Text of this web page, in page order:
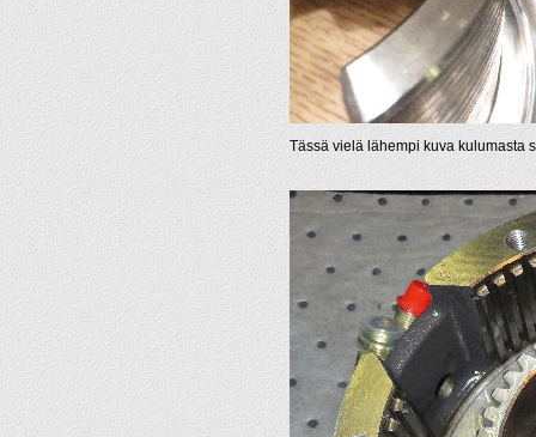
Tässä vielä lähempi kuva kulumasta